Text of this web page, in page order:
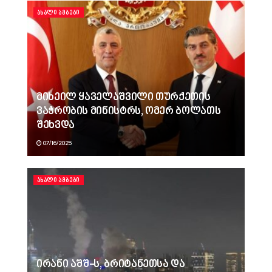
ᲐᲮᲐᲚᲘ ᲐᲛᲑᲔᲑᲘ
მიხეილ ყაველაშვილი თურქეთის
ვაჭრობის მინისტრს, ომერ ბოლათს
შეხვდა
07/16/2025
ᲐᲮᲐᲚᲘ ᲐᲛᲑᲔᲑᲘ
ირანი აშშ-ს, ბრიტანეთსა და